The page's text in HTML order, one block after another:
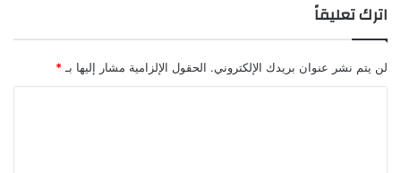
اترك تعليقاً
لن يتم نشر عنوان بريدك الإلكتروني. الحقول الإلزامية مشار إليها بـ *